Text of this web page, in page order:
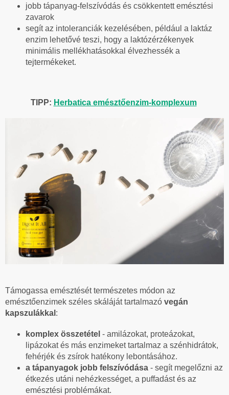
jobb tápanyag-felszívódás és csökkentett emésztési
zavarok
segít az intoleranciák kezelésében, például a laktáz
enzim lehetővé teszi, hogy a laktózérzékenyek
minimális mellékhatásokkal élvezhessék a
tejtermékeket.
TIPP: Herbatica emésztőenzim-komplexum
Támogassa emésztését természetes módon az
emésztőenzimek széles skáláját tartalmazó vegán
kapszulákkal :
komplex összetétel - amilázokat, proteázokat,
lipázokat és más enzimeket tartalmaz a szénhidrátok,
fehérjék és zsírok hatékony lebontásához.
a tápanyagok jobb felszívódása - segít megelőzni az
étkezés utáni nehézkességet, a puffadást és az
emésztési problémákat.